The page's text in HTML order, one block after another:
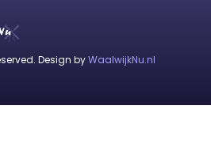
Design byWaalwijkNu.nl